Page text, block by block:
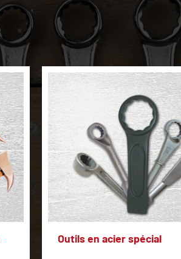
Outils en acier spécial